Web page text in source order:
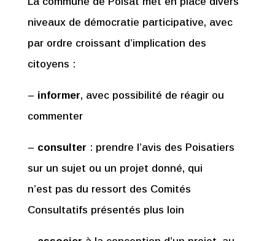
niveaux de démocratie participative, avec
par ordre croissant d’implication des
citoyens :
– informer, avec possibilité de réagir ou
commenter
– consulter : prendre l’avis des Poisatiers
sur un sujet ou un projet donné, qui
n’est pas du ressort des Comités
Consultatifs présentés plus loin